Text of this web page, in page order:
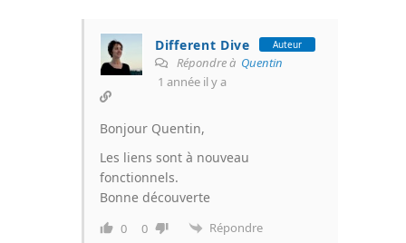
Different Dive Auteur
Répondre à Quentin
1 année il y a
Bonjour Quentin,
Les liens sont à nouveau
fonctionnels.
Bonne découverte
0 0 Répondre